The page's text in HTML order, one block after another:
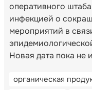
оперативного
инфекцией о
мероприятий в
Новая дата пока не
органическая